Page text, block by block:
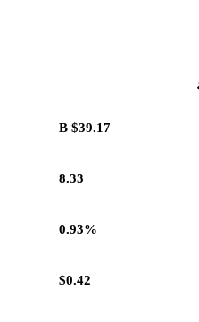
$39.17 B
8.33
0.93%
$0.42